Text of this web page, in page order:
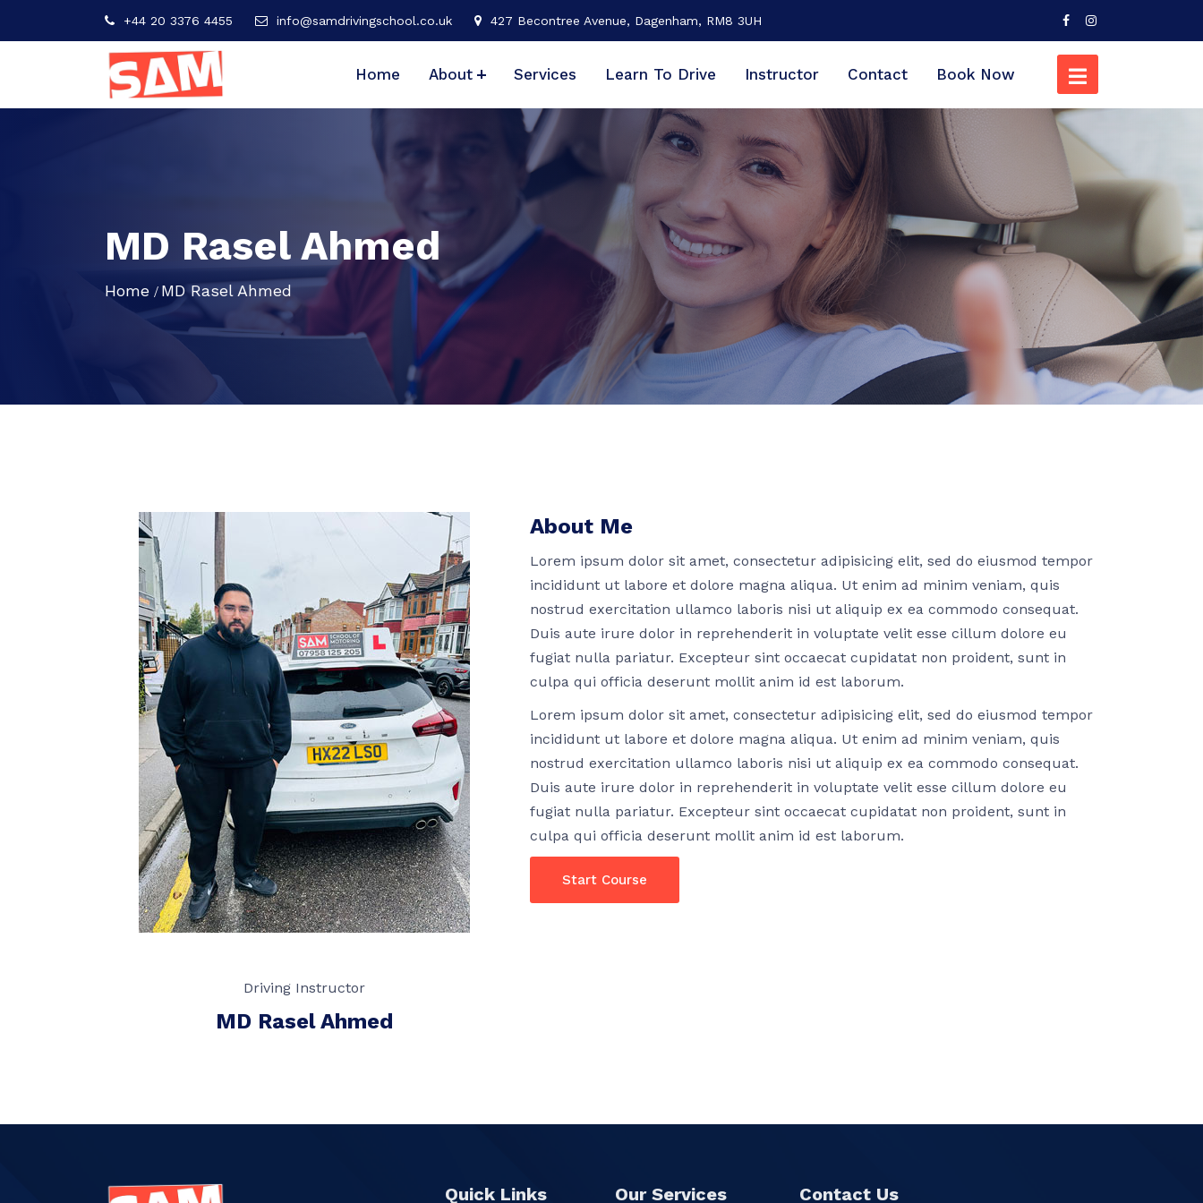
+44 20 3376 4455 info@samdrivingschool.co.uk 427 Becontree Avenue, Dagenham, RM8 3UH
Home About Services Learn To Drive Instructor Contact Book Now
MD Rasel Ahmed
Home MD Rasel Ahmed
Driving Instructor
MD Rasel Ahmed
About Me
Lorem ipsum dolor sit amet, consectetur adipisicing elit, sed do eiusmod tempor
incididunt ut labore et dolore magna aliqua. Ut enim ad minim veniam, quis
nostrud exercitation ullamco laboris nisi ut aliquip ex ea commodo consequat.
Duis aute irure dolor in reprehenderit in voluptate velit esse cillum dolore eu
fugiat nulla pariatur. Excepteur sint occaecat cupidatat non proident, sunt in
culpa qui officia deserunt mollit anim id est laborum.
Lorem ipsum dolor sit amet, consectetur adipisicing elit, sed do eiusmod tempor
incididunt ut labore et dolore magna aliqua. Ut enim ad minim veniam, quis
nostrud exercitation ullamco laboris nisi ut aliquip ex ea commodo consequat.
Duis aute irure dolor in reprehenderit in voluptate velit esse cillum dolore eu
fugiat nulla pariatur. Excepteur sint occaecat cupidatat non proident, sunt in
culpa qui officia deserunt mollit anim id est laborum.
Start Course
Quick Links Our Services Contact Us